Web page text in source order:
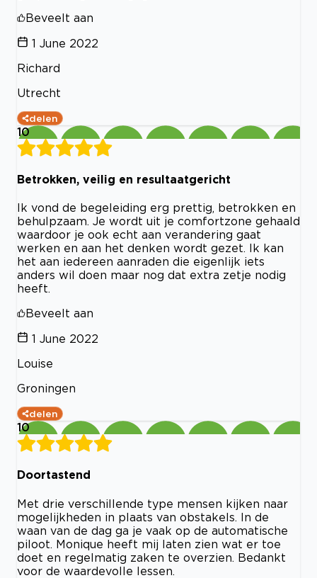
Beveelt aan
1 June 2022
Richard
Utrecht
delen
10
Betrokken, veilig en resultaatgericht
Ik vond de begeleiding erg prettig, betrokken en
behulpzaam. Je wordt uit je comfortzone gehaald
waardoor je ook echt aan verandering gaat
werken en aan het denken wordt gezet. Ik kan
het aan iedereen aanraden die eigenlijk iets
anders wil doen maar nog dat extra zetje nodig
heeft.
Beveelt aan
1 June 2022
Louise
Groningen
delen
10
Doortastend
Met drie verschillende type mensen kijken naar
mogelijkheden in plaats van obstakels. In de
waan van de dag ga je vaak op de automatische
piloot. Monique heeft mij laten zien wat er toe
doet en regelmatig zaken te overzien. Bedankt
voor de waardevolle lessen.